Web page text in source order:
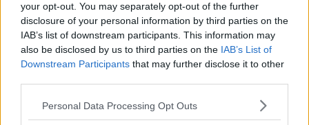
your opt-out. You may separately opt-out of the further
disclosure of your personal information by third parties on the
IAB’s list of downstream participants. This information may
also be disclosed by us to third parties on the IAB’s List of
Downstream Participants that may further disclose it to other
Personal Data Processing Opt Outs
​Crapa pelada
​I soliti noti
Arie
​Vaccine Easing
No profit
Dragonheart